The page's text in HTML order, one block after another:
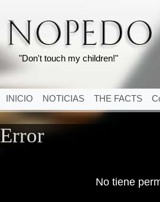
"Don't touch my children!"
INICIO NOTICIAS THE FACTS
Error
No tiene